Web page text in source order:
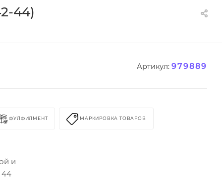
44)
Артикул: 979889
ФУЛФИЛМЕНТ МАРКИРОВКА ТОВАРОВ
и
44